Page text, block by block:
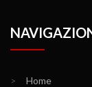
> Home